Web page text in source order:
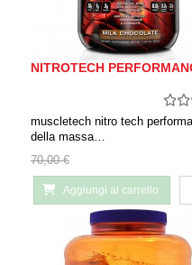
NITROTECH
muscletech nitro tech
della massa…
70,00 €
Aggiungi al carrello